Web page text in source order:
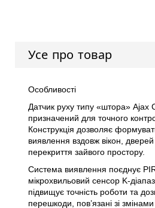
Усе про товар
Особливості
Датчик руху типу «штора» Ajax
призначений для точного
Конструкція дозволяє
виявлення вздовж вікон, дверей
перекриття зайвого простору.
Система виявлення поєднує
мікрохвильовий сенсор K-
підвищує точність роботи та
перешкоди, пов’язані зі